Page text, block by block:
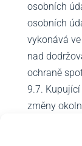
osobních
osobních
vykonává
nad
ochraně
9.7.
změny